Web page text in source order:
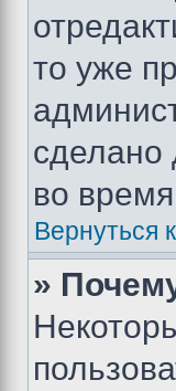
то уже
сделано
во
Вернуться
»